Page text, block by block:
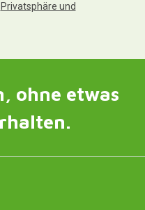
Privatsphäre und
ohne etwas